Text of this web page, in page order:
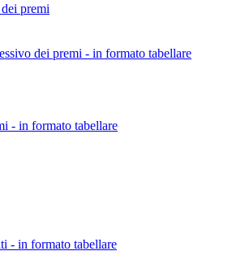
premi
dei premi - in formato tabellare
- in formato tabellare
- in formato tabellare